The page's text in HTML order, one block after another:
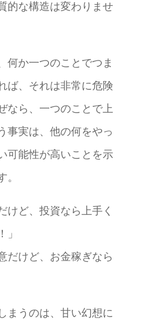
的な構造は変わりませ
何か一つのことでつま
ば、それは非常に危険
なら、一つのことで上
事実は、他の何をやっ
可能性が高いことを示
。
けど、投資なら上手く
」
だけど、お金稼ぎなら
まうのは、甘い幻想に